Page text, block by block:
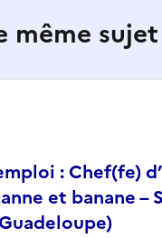
même sujet
: Chef(fe)
et banane –